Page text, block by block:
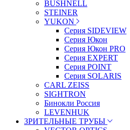
BUSHNELL
STEINER
YUKON
Серия SIDEVIEW
Серия Юкон
Серия Юкон PRO
Серия EXPERT
Серия POINT
Серия SOLARIS
CARL ZEISS
SIGHTRON
Бинокли Россия
LEVENHUK
ЗРИТЕЛЬНЫЕ ТРУБЫ